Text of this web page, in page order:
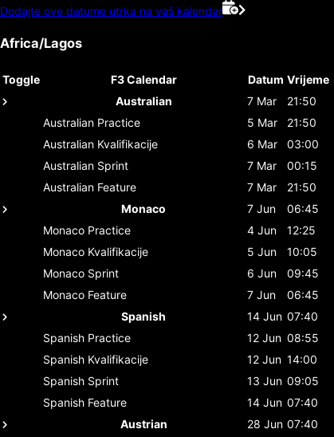
Dodajte ove datume utrka na vaš kalendar
Africa/Lagos
Toggle F3 Calendar Datum Vrijeme
Australian
7 Mar
21:50
Australian Practice 5 Mar
21:50
Australian Kvalifikacije 6 Mar
03:00
Australian Sprint 7 Mar
00:15
Australian Feature 7 Mar
21:50
Monaco
7 Jun
06:45
Monaco Practice 4 Jun
12:25
Monaco Kvalifikacije 5 Jun
10:05
Monaco Sprint 6 Jun
09:45
Monaco Feature 7 Jun
06:45
Spanish
14 Jun 07:40
Spanish Practice 12 Jun 08:55
Spanish Kvalifikacije 12 Jun 14:00
Spanish Sprint 13 Jun 09:05
Spanish Feature 14 Jun 07:40
Austrian
28 Jun 07:40